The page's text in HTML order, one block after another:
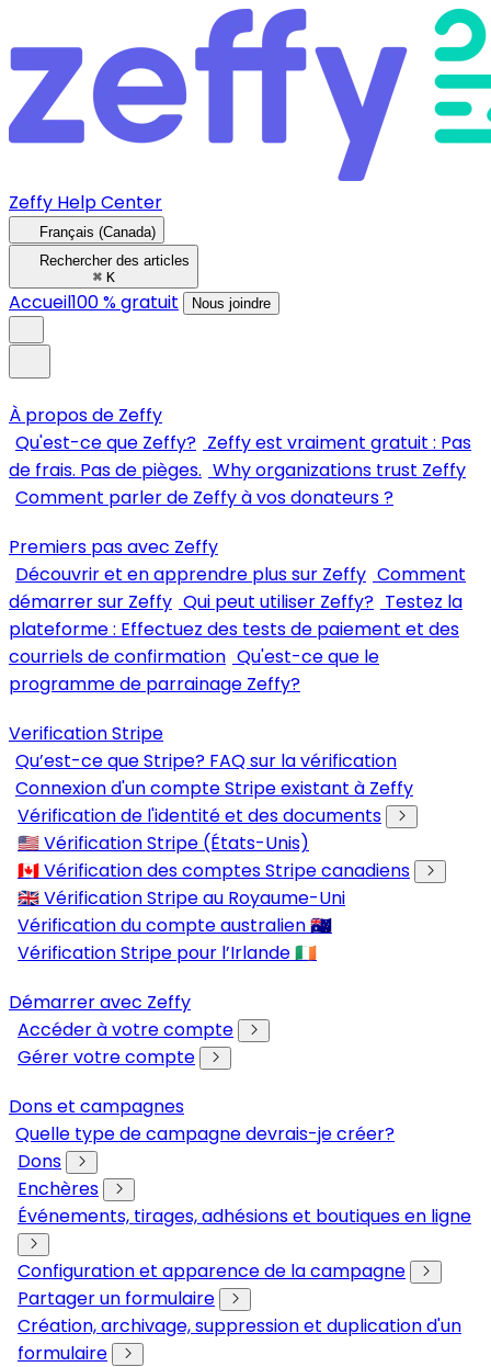
Zeffy Help Center
Français (Canada)
Rechercher des articles
⌘ K
Accueil100 % gratuit Nous joindre
À propos de Zeffy
Qu'est-ce que Zeffy? Zeffy est vraiment gratuit : Pas
de frais. Pas de pièges. Why organizations trust Zeffy
Comment parler de Zeffy à vos donateurs ?
Premiers pas avec Zeffy
Découvrir et en apprendre plus sur Zeffy Comment
démarrer sur Zeffy Qui peut utiliser Zeffy? Testez la
plateforme : Effectuez des tests de paiement et des
courriels de confirmation Qu'est-ce que le
programme de parrainage Zeffy?
Verification Stripe
Qu’est-ce que Stripe? FAQ sur la vérification
Connexion d'un compte Stripe existant à Zeffy
Vérification de l'identité et des documents
🇺🇸 Vérification Stripe (États-Unis)
🇨🇦 Vérification des comptes Stripe canadiens
🇬🇧 Vérification Stripe au Royaume-Uni
Vérification du compte australien 🇦🇺
Vérification Stripe pour l’Irlande 🇮🇪
Démarrer avec Zeffy
Accéder à votre compte
Gérer votre compte
Dons et campagnes
Quelle type de campagne devrais-je créer?
Dons
Enchères
Événements, tirages, adhésions et boutiques en ligne
Configuration et apparence de la campagne
Partager un formulaire
Création, archivage, suppression et duplication d'un
formulaire